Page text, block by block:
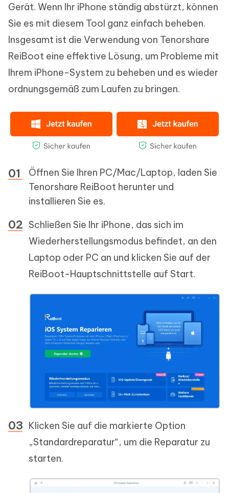
Gerät. Wenn Ihr iPhone ständig abstürzt, können
Sie es mit diesem Tool ganz einfach beheben.
Insgesamt ist die Verwendung von Tenorshare
ReiBoot eine effektive Lösung, um Probleme mit
Ihrem iPhone-System zu beheben und es wieder
ordnungsgemäß zum Laufen zu bringen.
Öffnen Sie Ihren PC/Mac/Laptop, laden Sie
Tenorshare ReiBoot herunter und
installieren Sie es.
Schließen Sie Ihr iPhone, das sich im
Wiederherstellungsmodus befindet, an den
Laptop oder PC an und klicken Sie auf der
ReiBoot-Hauptschnittstelle auf Start.
Klicken Sie auf die markierte Option
„Standardreparatur“, um die Reparatur zu
starten.